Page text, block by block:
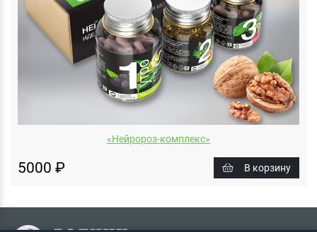
«Нейророз-комплекс»
5000 ₽ В корзину